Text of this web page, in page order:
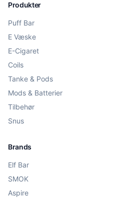
Produkter
Puff Bar
E Væske
E-Cigaret
Coils
Tanke & Pods
Mods & Batterier
Tilbehør
Snus
Brands
Elf Bar
SMOK
Aspire